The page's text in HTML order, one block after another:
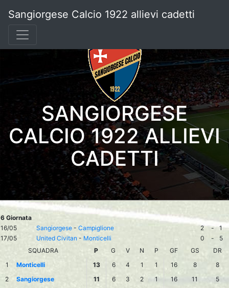
Sangiorgese Calcio 1922 allievi cadetti
SANGIORGESE
CALCIO 1922 ALLIEVI
CADETTI
6 Giornata
16/05
Sangiorgese - Campiglione 2 -
1
17/05
United Civitan - Monticelli 0 -
5
SQUADRA
P G V N P GF GS
DR
1
Monticelli 13 6 4 1 1 16 8
8
2
Sangiorgese 11 6 3 2 1 16 11
5